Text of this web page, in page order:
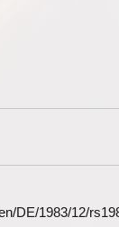
DE/1983/12/